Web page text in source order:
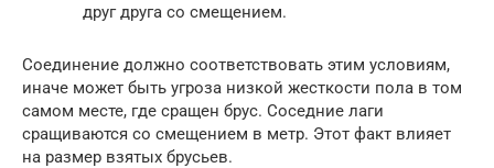
друг друга со смещением.
Соединение должно соответствовать этим условиям,
иначе может быть угроза низкой жесткости пола в том
самом месте, где сращен брус. Соседние лаги
сращиваются со смещением в метр. Этот факт влияет
на размер взятых брусьев.